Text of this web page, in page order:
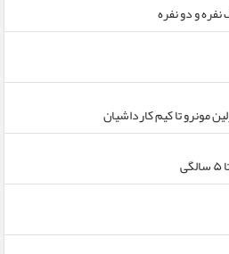
و دو نفره
مونرو تا کیم کارداشیان